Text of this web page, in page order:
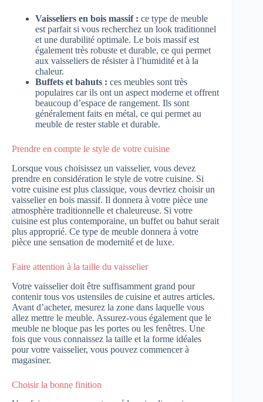
Vaisseliers en bois massif : ce type de meuble
est parfait si vous recherchez un look traditionnel
et une durabilité optimale. Le bois massif est
également très robuste et durable, ce qui permet
aux vaisseliers de résister à l’humidité et à la
chaleur.
Buffets et bahuts : ces meubles sont très
populaires car ils ont un aspect moderne et offrent
beaucoup d’espace de rangement. Ils sont
généralement faits en métal, ce qui permet au
meuble de rester stable et durable.
Prendre en compte le style de votre cuisine
Lorsque vous choisissez un vaisselier, vous devez
prendre en considération le style de votre cuisine. Si
votre cuisine est plus classique, vous devriez choisir un
vaisselier en bois massif. Il donnera à votre pièce une
atmosphère traditionnelle et chaleureuse. Si votre
cuisine est plus contemporaine, un buffet ou bahut serait
plus approprié. Ce type de meuble donnera à votre
pièce une sensation de modernité et de luxe.
Faire attention à la taille du vaisselier
Votre vaisselier doit être suffisamment grand pour
contenir tous vos ustensiles de cuisine et autres articles.
Avant d’acheter, mesurez la zone dans laquelle vous
allez mettre le meuble. Assurez-vous également que le
meuble ne bloque pas les portes ou les fenêtres. Une
fois que vous connaissez la taille et la forme idéales
pour votre vaisselier, vous pouvez commencer à
magasiner.
Choisir la bonne finition